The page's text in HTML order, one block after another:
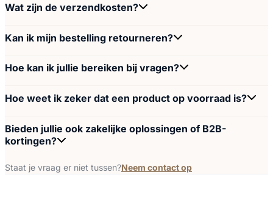
Wat zijn de verzendkosten?
Kan ik mijn bestelling retourneren?
Hoe kan ik jullie bereiken bij vragen?
Hoe weet ik zeker dat een product op voorraad is?
Bieden jullie ook zakelijke oplossingen of B2B-
kortingen?
Staat je vraag er niet tussen?Neem contact op